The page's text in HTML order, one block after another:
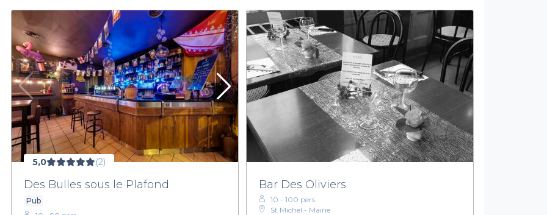
En utilisant Privateaser, vous bénéficiez non seulement d'un accès à une vaste sélection de pubs, mais
organisation. Que vous soyez à la recherche de cocktails raffinés, de bières artisanales ou de plats savoureux
référencés offrent une gamme riche et variée. De plus, le 7e arrondissement, avec son ambiance animée et ses
événements.
Profitez de la richesse de l’offre des pubs dans le 7e arrondissement de Lyon en vous laissant guider par
votre événement en un succès mémorable, tout en savourant l’authenticité d’un pub
5,0 (2)
Des Bulles sous le Plafond
Pub
Bar Des Oliviers
10 - 100 pers.
St Michel - Mairie